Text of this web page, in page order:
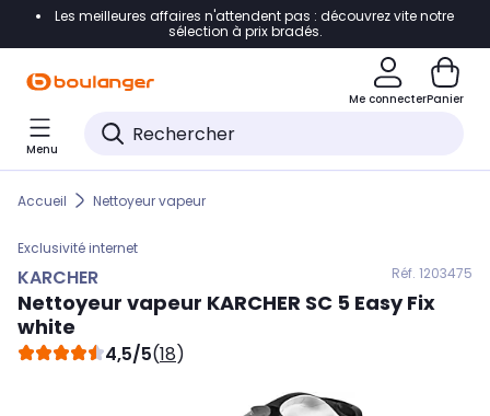
Accéder directement à la navigation
Accéder directement au pied de page
Accéder directement au chatbot
Les meilleures affaires n'attendent pas : découvrez vite notre
sélection à prix bradés.
Me connecterPanier
Menu
Accueil Nettoyeur vapeur
Exclusivité internet
KARCHER Réf. 1203475
Nettoyeur vapeur KARCHER SC 5 Easy Fix
white
4,5/5(18)